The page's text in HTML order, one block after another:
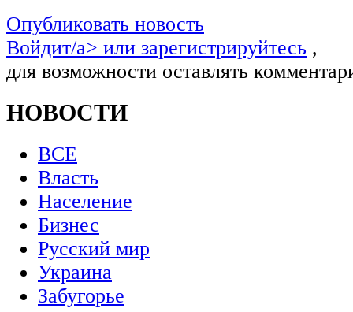
Опубликовать новость
Войдит/a> или зарегистрируйтесь ,
для возможности оставлять
НОВОСТИ
ВСЕ
Власть
Население
Бизнес
Русский мир
Украина
Забугорье